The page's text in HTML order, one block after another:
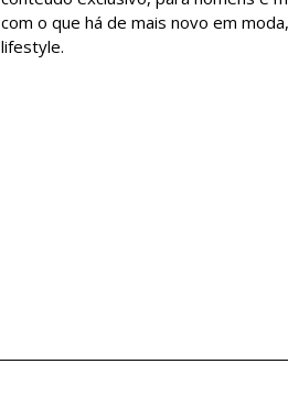
com o que há de mais novo em
lifestyle.